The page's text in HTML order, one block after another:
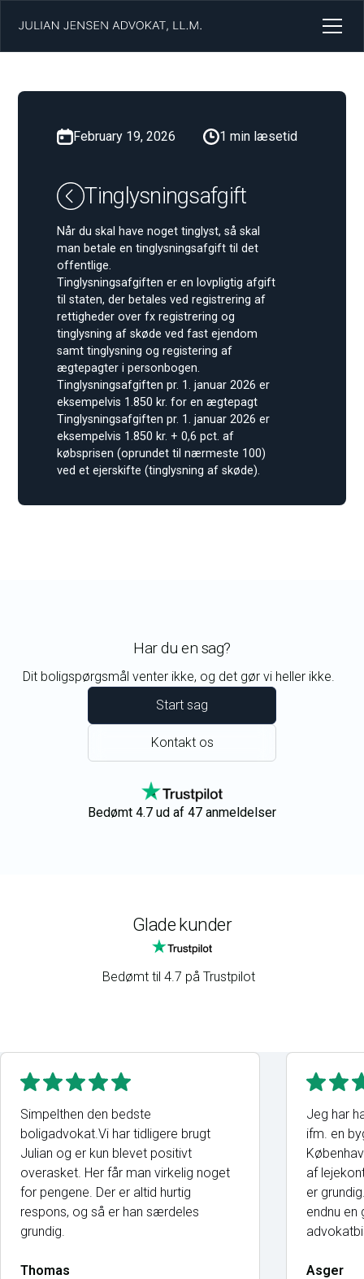
February 19, 2026 1 min læsetid
Tinglysningsafgift
Når du skal have noget tinglyst, så skal
man betale en tinglysningsafgift til det
offentlige.
Tinglysningsafgiften er en lovpligtig afgift
til staten, der betales ved registrering af
rettigheder over fx registrering og
tinglysning af skøde ved fast ejendom
samt tinglysning og registering af
ægtepagter i personbogen.
Tinglysningsafgiften pr. 1. januar 2026 er
eksempelvis 1.850 kr. for en ægtepagt
Tinglysningsafgiften pr. 1. januar 2026 er
eksempelvis 1.850 kr. + 0,6 pct. af
købsprisen (oprundet til nærmeste 100)
ved et ejerskifte (tinglysning af skøde).
Har du en sag?
Dit boligspørgsmål venter ikke, og det gør vi heller ikke.
Start sag
Kontakt os
Bedømt 4.7 ud af 47 anmeldelser
Glade kunder
Bedømt til 4.7 på Trustpilot
Simpelthen den bedste
boligadvokat.Vi har tidligere brugt
Julian og er kun blevet positivt
overasket. Her får man virkelig noget
for pengene. Der er altid hurtig
respons, og så er han særdeles
grundig.
Thomas
Jeg har
ifm. en
af
er
endnu en
Asger